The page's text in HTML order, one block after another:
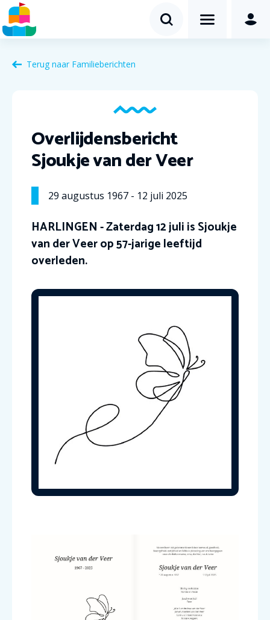
Terug naar Familieberichten
Overlijdensbericht
Sjoukje van der Veer
29 augustus 1967 - 12 juli 2025
HARLINGEN - Zaterdag 12 juli is Sjoukje
van der Veer op 57-jarige leeftijd
overleden.